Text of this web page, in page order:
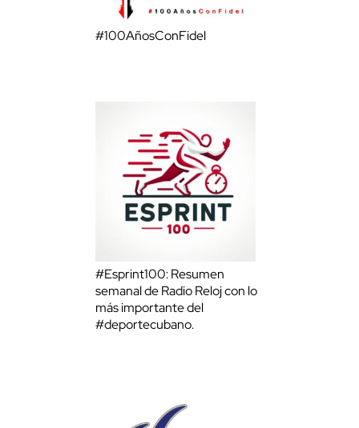
#100AñosConFidel
#Esprint100: Resumen
semanal de Radio Reloj con lo
más importante del
#deportecubano.